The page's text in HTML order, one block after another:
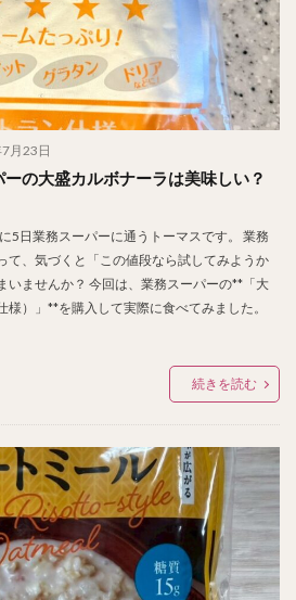
月23日
ーの大盛カルボナーラは美味しい？
5日業務スーパーに通うトーマスです。 業務
て、気づくと「この値段なら試してみようか
いませんか？ 今回は、業務スーパーの**「大
）」**を購入して実際に食べてみました。
続きを読む